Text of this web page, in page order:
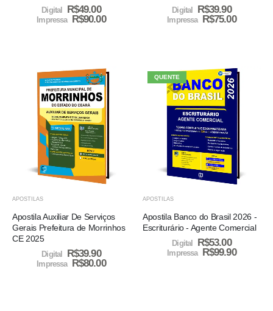
Digital R$49.00
Impressa R$90.00
Digital R$39.90
Impressa R$75.00
APOSTILAS
Apostila Auxiliar De Serviços
Gerais Prefeitura de Morrinhos
CE 2025
Digital R$39.90
Impressa R$80.00
QUENTE
APOSTILAS
Apostila Banco do Brasil 2026 -
Escriturário - Agente Comercial
Digital R$53.00
Impressa R$99.90